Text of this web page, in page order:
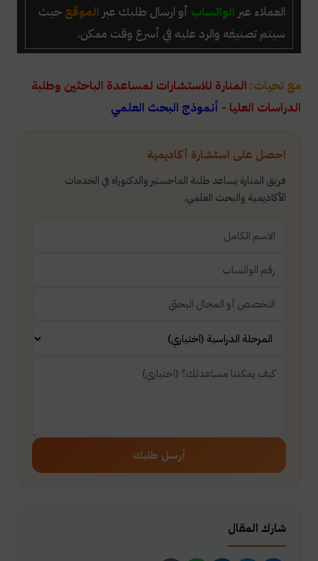
احصل على استشارة أكاديمية
فريق المنارة يساعد طلبة الماجستير والدكتوراه في الخدمات
الأكاديمية والبحث العلمي.
أرسل طلبك
شارك المقال
العملاء عبر الواتساب أو ارسال طلبك عبر الموقع حيث
سيتم تصنيفه والرد عليه في أسرع وقت ممكن.
مع تحيات: المنارة للاستشارات لمساعدة الباحثين وطلبة
الدراسات العليا - أنموذج البحث العلمي